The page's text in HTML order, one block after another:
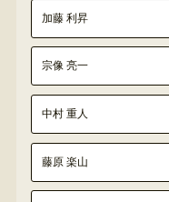
加藤 利昇
宗像 亮一
中村 重人
藤原 楽山